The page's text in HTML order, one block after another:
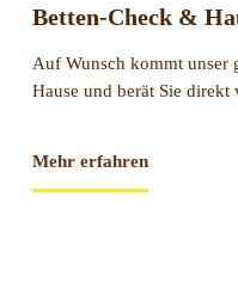
Betten-Check &
Auf Wunsch kommt unser
Hause und berät Sie direkt
Mehr erfahren